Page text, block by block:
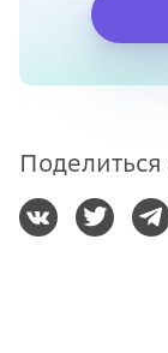
Поделиться